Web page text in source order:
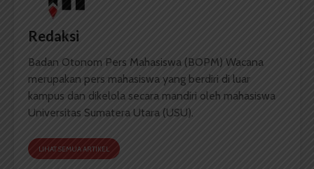
Redaksi
Badan Otonom Pers Mahasiswa (BOPM) Wacana
merupakan pers mahasiswa yang berdiri di luar
kampus dan dikelola secara mandiri oleh mahasiswa
Universitas Sumatera Utara (USU).
LIHAT SEMUA ARTIKEL